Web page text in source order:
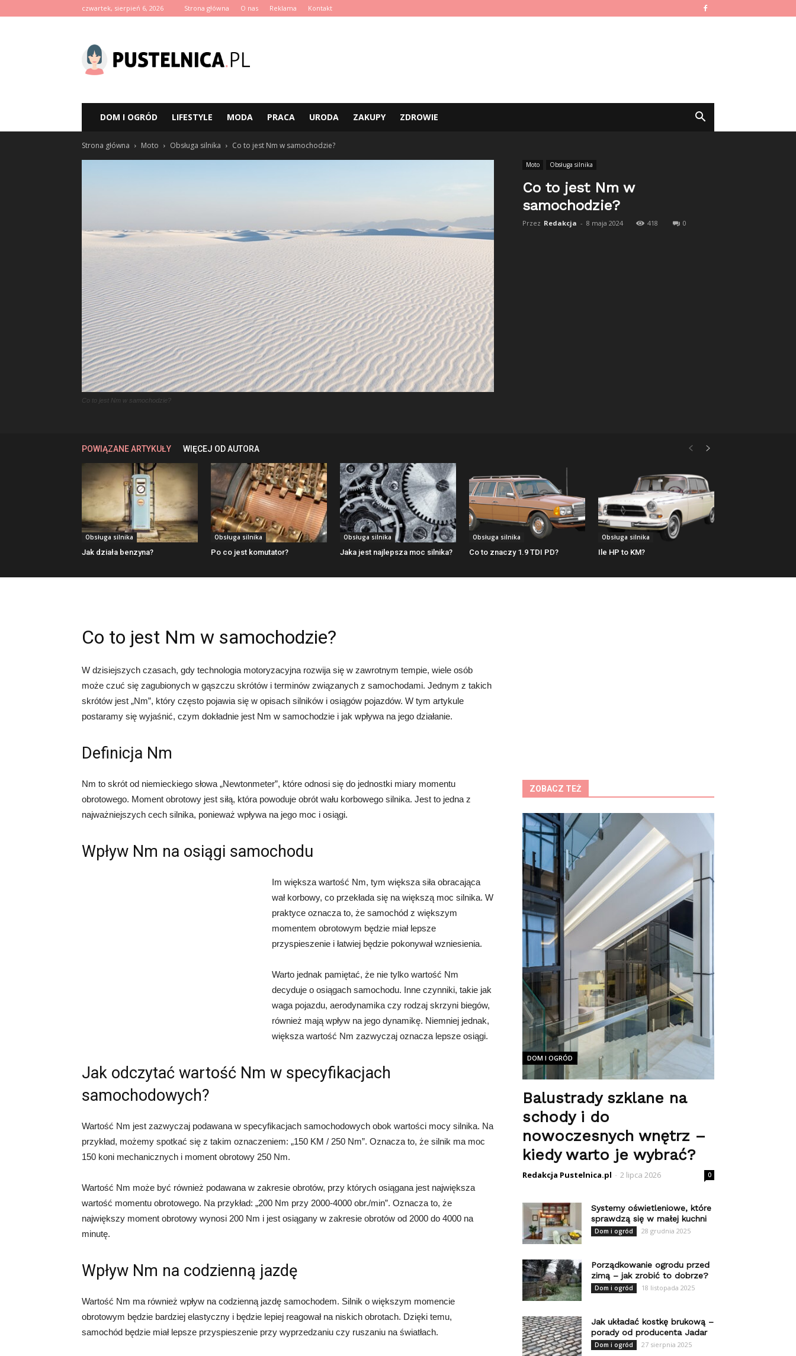
czwartek, sierpień 6, 2026 Strona główna O nas Reklama Kontakt
DOM I OGRÓD LIFESTYLE MODA PRACA URODA ZAKUPY ZDROWIE
Strona główna Moto Obsługa silnika Co to jest Nm w samochodzie?
Moto Obsługa silnika
Co to jest Nm w
samochodzie?
Przez Redakcja - 8 maja 2024 418 0
Co to jest Nm w samochodzie?
POWIĄZANE ARTYKUŁY WIĘCEJ OD AUTORA
Obsługa silnika
Jak działa benzyna?
Obsługa silnika
Po co jest komutator?
Obsługa silnika
Jaka jest najlepsza moc silnika?
Obsługa silnika
Co to znaczy 1.9 TDI PD?
Obsługa silnika
Ile HP to KM?
Co to jest Nm w samochodzie?
W dzisiejszych czasach, gdy technologia motoryzacyjna rozwija się w zawrotnym tempie, wiele osób
może czuć się zagubionych w gąszczu skrótów i terminów związanych z samochodami. Jednym z takich
skrótów jest „Nm”, który często pojawia się w opisach silników i osiągów pojazdów. W tym artykule
postaramy się wyjaśnić, czym dokładnie jest Nm w samochodzie i jak wpływa na jego działanie.
Definicja Nm
Nm to skrót od niemieckiego słowa „Newtonmeter”, które odnosi się do jednostki miary momentu
obrotowego. Moment obrotowy jest siłą, która powoduje obrót wału korbowego silnika. Jest to jedna z
najważniejszych cech silnika, ponieważ wpływa na jego moc i osiągi.
Wpływ Nm na osiągi samochodu
Im większa wartość Nm, tym większa siła obracająca
wał korbowy, co przekłada się na większą moc silnika. W
praktyce oznacza to, że samochód z większym
momentem obrotowym będzie miał lepsze
przyspieszenie i łatwiej będzie pokonywał wzniesienia.
Warto jednak pamiętać, że nie tylko wartość Nm
decyduje o osiągach samochodu. Inne czynniki, takie jak
waga pojazdu, aerodynamika czy rodzaj skrzyni biegów,
również mają wpływ na jego dynamikę. Niemniej jednak,
większa wartość Nm zazwyczaj oznacza lepsze osiągi.
Jak odczytać wartość Nm w specyfikacjach
samochodowych?
Wartość Nm jest zazwyczaj podawana w specyfikacjach samochodowych obok wartości mocy silnika. Na
przykład, możemy spotkać się z takim oznaczeniem: „150 KM / 250 Nm”. Oznacza to, że silnik ma moc
150 koni mechanicznych i moment obrotowy 250 Nm.
Wartość Nm może być również podawana w zakresie obrotów, przy których osiągana jest największa
wartość momentu obrotowego. Na przykład: „200 Nm przy 2000-4000 obr./min”. Oznacza to, że
największy moment obrotowy wynosi 200 Nm i jest osiągany w zakresie obrotów od 2000 do 4000 na
minutę.
Wpływ Nm na codzienną jazdę
Wartość Nm ma również wpływ na codzienną jazdę samochodem. Silnik o większym momencie
obrotowym będzie bardziej elastyczny i będzie lepiej reagował na niskich obrotach. Dzięki temu,
samochód będzie miał lepsze przyspieszenie przy wyprzedzaniu czy ruszaniu na światłach.
ZOBACZ TEŻ
DOM I OGRÓD
Balustrady szklane na
schody i do
nowoczesnych wnętrz –
kiedy warto je wybrać?
Redakcja Pustelnica.pl - 2 lipca 2026 0
Systemy oświetleniowe, które
sprawdzą się w małej kuchni
Dom i ogród 28 grudnia 2025
Porządkowanie ogrodu przed
zimą – jak zrobić to dobrze?
Dom i ogród 18 listopada 2025
Jak układać kostkę brukową –
porady od producenta Jadar
Dom i ogród 27 sierpnia 2025